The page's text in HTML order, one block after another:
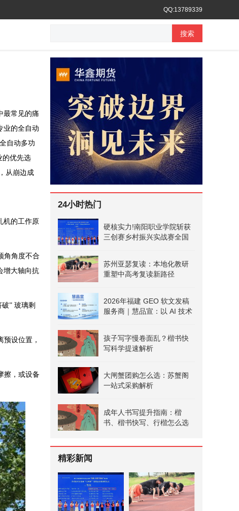
QQ:13789339
搜索
最常见的痛
业的全自动
自动多功
的优先选
从崩边成
机的工作原
角角度不合
增大轴向抗
” 玻璃剩
设位置，
擦，或设备
24小时热门
硬核实力!南阳职业学院斩获
三创赛乡村振兴实战赛全国
苏州亚瑟复读：本地化教研
重塑中高考复读新路径
2026年福建 GEO 软文发稿
服务商｜慧品宣：以 AI 技术
孩子写字慢卷面乱？楷书快
写科学提速解析
大闸蟹团购怎么选：苏蟹阁
一站式采购解析
成年人书写提升指南：楷
书、楷书快写、行楷怎么选
精彩新闻